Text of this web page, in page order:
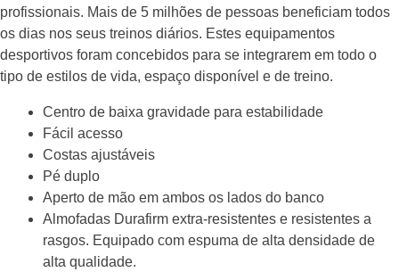
profissionais. Mais de 5 milhões de pessoas beneficiam todos
os dias nos seus treinos diários. Estes equipamentos
desportivos foram concebidos para se integrarem em todo o
tipo de estilos de vida, espaço disponível e de treino.
Centro de baixa gravidade para estabilidade
Fácil acesso
Costas ajustáveis
Pé duplo
Aperto de mão em ambos os lados do banco
Almofadas Durafirm extra-resistentes e resistentes a
rasgos. Equipado com espuma de alta densidade de
alta qualidade.